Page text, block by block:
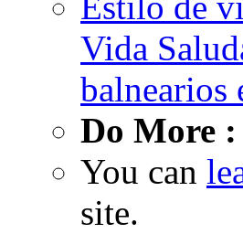
Vida
balnearios
Do More :
You can
site.